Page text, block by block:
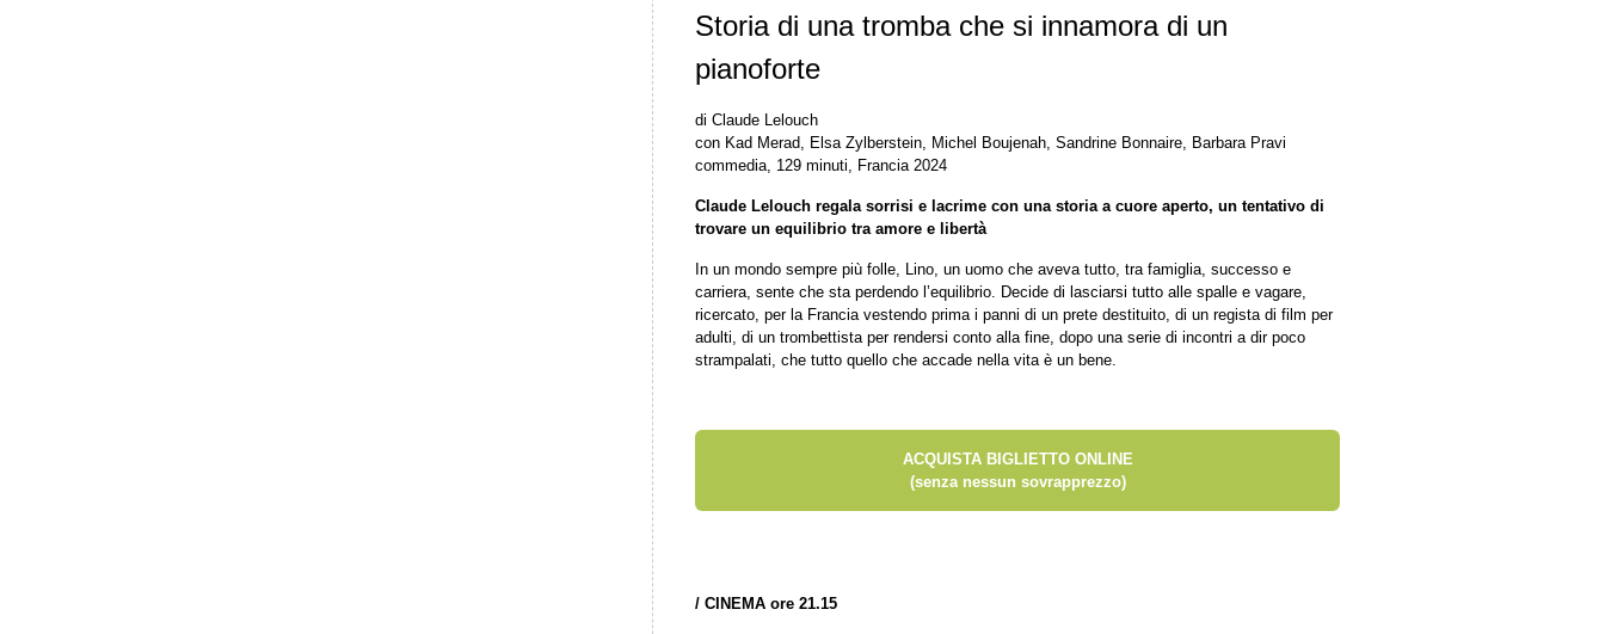
Storia di una tromba che si innamora di un
pianoforte
di Claude Lelouch
con Kad Merad, Elsa Zylberstein, Michel Boujenah, Sandrine Bonnaire, Barbara Pravi
commedia, 129 minuti, Francia 2024
Claude Lelouch regala sorrisi e lacrime con una storia a cuore aperto, un tentativo di
trovare un equilibrio tra amore e libertà
In un mondo sempre più folle, Lino, un uomo che aveva tutto, tra famiglia, successo e
carriera, sente che sta perdendo l’equilibrio. Decide di lasciarsi tutto alle spalle e vagare,
ricercato, per la Francia vestendo prima i panni di un prete destituito, di un regista di film per
adulti, di un trombettista per rendersi conto alla fine, dopo una serie di incontri a dir poco
strampalati, che tutto quello che accade nella vita è un bene.
ACQUISTA BIGLIETTO ONLINE
(senza nessun sovrapprezzo)
/ CINEMA ore 21.15